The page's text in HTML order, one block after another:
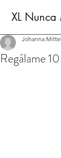
XL Nunca
Regálame
Johanna